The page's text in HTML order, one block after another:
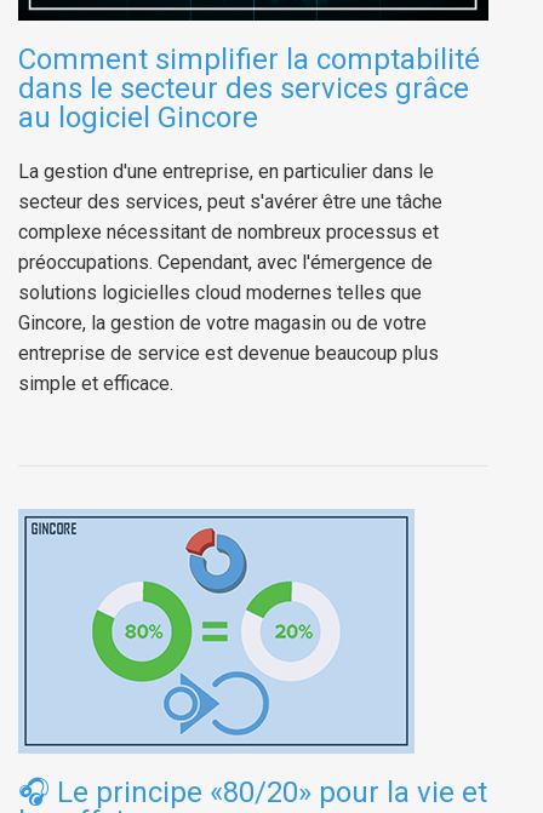
Comment simplifier la comptabilité
dans le secteur des services grâce
au logiciel Gincore
La gestion d'une entreprise, en particulier dans le
secteur des services, peut s'avérer être une tâche
complexe nécessitant de nombreux processus et
préoccupations. Cependant, avec l'émergence de
solutions logicielles cloud modernes telles que
Gincore, la gestion de votre magasin ou de votre
entreprise de service est devenue beaucoup plus
simple et efficace.
🎧 Le principe «80/20» pour la vie et